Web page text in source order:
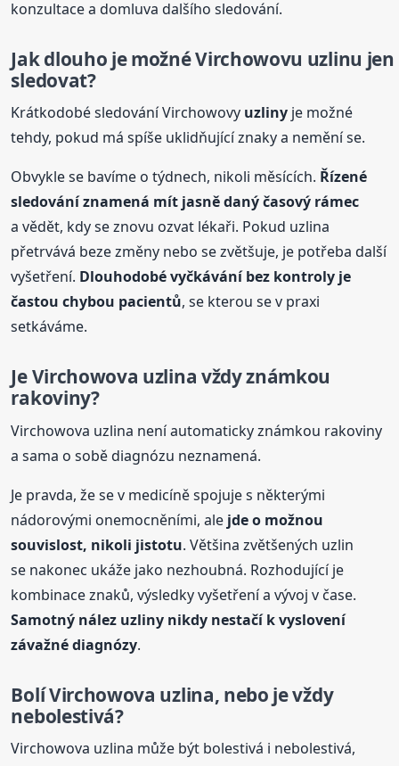
konzultace a domluva dalšího sledování.
Jak dlouho je možné Virchowovu uzlinu jen
sledovat?
Krátkodobé sledování Virchowovy uzliny je možné
tehdy, pokud má spíše uklidňující znaky a nemění se.
Obvykle se bavíme o týdnech, nikoli měsících. Řízené
sledování znamená mít jasně daný časový rámec
a vědět, kdy se znovu ozvat lékaři. Pokud uzlina
přetrvává beze změny nebo se zvětšuje, je potřeba další
vyšetření. Dlouhodobé vyčkávání bez kontroly je
častou chybou pacientů, se kterou se v praxi
setkáváme.
Je Virchowova uzlina vždy známkou
rakoviny?
Virchowova uzlina není automaticky známkou rakoviny
a sama o sobě diagnózu neznamená.
Je pravda, že se v medicíně spojuje s některými
nádorovými onemocněními, ale jde o možnou
souvislost, nikoli jistotu. Většina zvětšených uzlin
se nakonec ukáže jako nezhoubná. Rozhodující je
kombinace znaků, výsledky vyšetření a vývoj v čase.
Samotný nález uzliny nikdy nestačí k vyslovení
závažné diagnózy.
Bolí Virchowova uzlina, nebo je vždy
nebolestivá?
Virchowova uzlina může být bolestivá i nebolestivá,